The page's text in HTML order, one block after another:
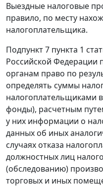
Выездные налоговые
правило, по месту
налогоплательщика.
Подпункт 7 пункта 1
Российской Федерации
органам право по
определять суммы
налогоплательщиками
фонды), расчетным
у них информации о
данных об иных
случаях отказа
должностных лиц
(обследованию)
торговых и иных